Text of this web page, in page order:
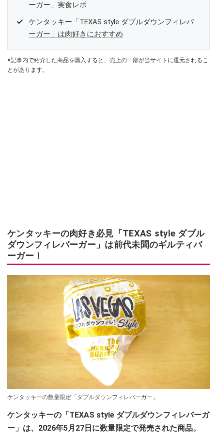
ーガー」実食レポ
ケンタッキー「TEXAS style ダブルダウンフィレバ
ーガー」は肉好きにおすすめ
※記事内で紹介した商品を購入すると、売上の一部が当サイトに還元されるこ
とがあります。
ケンタッキーの肉好き必見「TEXAS style ダブル
ダウンフィレバーガー」は前代未聞のギルティバ
ーガー！
ケンタッキーの数量限定「ダブルダウンフィレバーガー」
ケンタッキーの「TEXAS style ダブルダウンフィレバーガ
ー」は、2026年5月27日に数量限定で発売された商品。